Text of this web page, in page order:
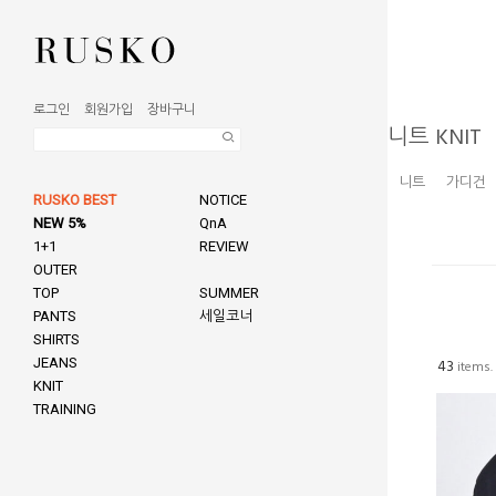
로그인 회원가입 장바구니
RUSKO BEST
NEW 5%
1+1
OUTER
TOP
PANTS
SHIRTS
JEANS
KNIT
TRAINING
NOTICE
QnA
REVIEW
SUMMER
세일코너
니트 KNIT
니트 가디건
43 items.